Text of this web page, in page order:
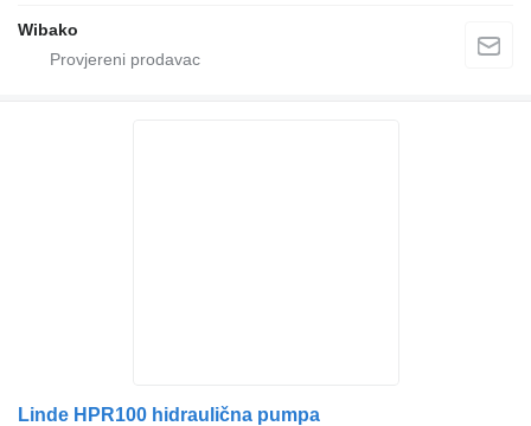
Wibako
Linde HPR100 hidraulična pumpa